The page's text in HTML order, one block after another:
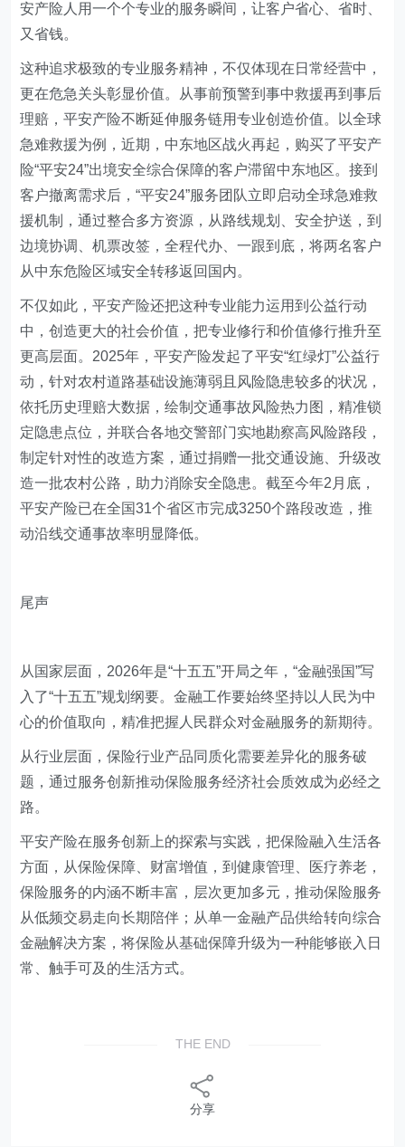
安产险人用一个个专业的服务瞬间，让客户省心、省时、
又省钱。
这种追求极致的专业服务精神，不仅体现在日常经营中，
更在危急关头彰显价值。从事前预警到事中救援再到事后
理赔，平安产险不断延伸服务链用专业创造价值。以全球
急难救援为例，近期，中东地区战火再起，购买了平安产
险“平安24”出境安全综合保障的客户滞留中东地区。接到
客户撤离需求后，“平安24”服务团队立即启动全球急难救
援机制，通过整合多方资源，从路线规划、安全护送，到
边境协调、机票改签，全程代办、一跟到底，将两名客户
从中东危险区域安全转移返回国内。
不仅如此，平安产险还把这种专业能力运用到公益行动
中，创造更大的社会价值，把专业修行和价值修行推升至
更高层面。2025年，平安产险发起了平安“红绿灯”公益行
动，针对农村道路基础设施薄弱且风险隐患较多的状况，
依托历史理赔大数据，绘制交通事故风险热力图，精准锁
定隐患点位，并联合各地交警部门实地勘察高风险路段，
制定针对性的改造方案，通过捐赠一批交通设施、升级改
造一批农村公路，助力消除安全隐患。截至今年2月底，
平安产险已在全国31个省区市完成3250个路段改造，推
动沿线交通事故率明显降低。
尾声
从国家层面，2026年是“十五五”开局之年，“金融强国”写
入了“十五五”规划纲要。金融工作要始终坚持以人民为中
心的价值取向，精准把握人民群众对金融服务的新期待。
从行业层面，保险行业产品同质化需要差异化的服务破
题，通过服务创新推动保险服务经济社会质效成为必经之
路。
平安产险在服务创新上的探索与实践，把保险融入生活各
方面，从保险保障、财富增值，到健康管理、医疗养老，
保险服务的内涵不断丰富，层次更加多元，推动保险服务
从低频交易走向长期陪伴；从单一金融产品供给转向综合
金融解决方案，将保险从基础保障升级为一种能够嵌入日
常、触手可及的生活方式。
THE END
分享